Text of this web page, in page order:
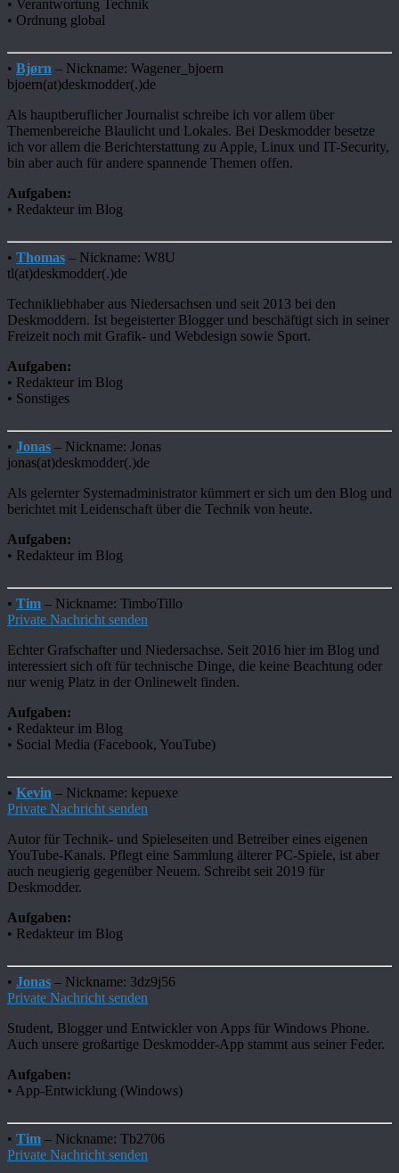
• Verantwortung Technik
• Ordnung global
• Bjørn – Nickname: Wagener_bjoern
bjoern(at)deskmodder(.)de
Als hauptberuflicher Journalist schreibe ich vor allem über
Themenbereiche Blaulicht und Lokales. Bei Deskmodder besetze
ich vor allem die Berichterstattung zu Apple, Linux und IT-Security,
bin aber auch für andere spannende Themen offen.
Aufgaben:
• Redakteur im Blog
• Thomas – Nickname: W8U
tl(at)deskmodder(.)de
Technikliebhaber aus Niedersachsen und seit 2013 bei den
Deskmoddern. Ist begeisterter Blogger und beschäftigt sich in seiner
Freizeit noch mit Grafik- und Webdesign sowie Sport.
Aufgaben:
• Redakteur im Blog
• Sonstiges
• Jonas – Nickname: Jonas
jonas(at)deskmodder(.)de
Als gelernter Systemadministrator kümmert er sich um den Blog und
berichtet mit Leidenschaft über die Technik von heute.
Aufgaben:
• Redakteur im Blog
• Tim – Nickname: TimboTillo
Private Nachricht senden
Echter Grafschafter und Niedersachse. Seit 2016 hier im Blog und
interessiert sich oft für technische Dinge, die keine Beachtung oder
nur wenig Platz in der Onlinewelt finden.
Aufgaben:
• Redakteur im Blog
• Social Media (Facebook, YouTube)
• Kevin – Nickname: kepuexe
Private Nachricht senden
Autor für Technik- und Spieleseiten und Betreiber eines eigenen
YouTube-Kanals. Pflegt eine Sammlung älterer PC-Spiele, ist aber
auch neugierig gegenüber Neuem. Schreibt seit 2019 für
Deskmodder.
Aufgaben:
• Redakteur im Blog
• Jonas – Nickname: 3dz9j56
Private Nachricht senden
Student, Blogger und Entwickler von Apps für Windows Phone.
Auch unsere großartige Deskmodder-App stammt aus seiner Feder.
Aufgaben:
• App-Entwicklung (Windows)
• Tim – Nickname: Tb2706
Private Nachricht senden